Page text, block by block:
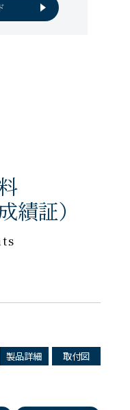
績証）
製品詳細 取付図